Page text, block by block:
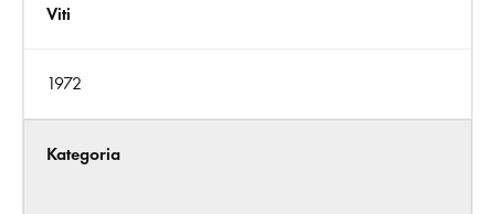
Viti
1972
Kategoria